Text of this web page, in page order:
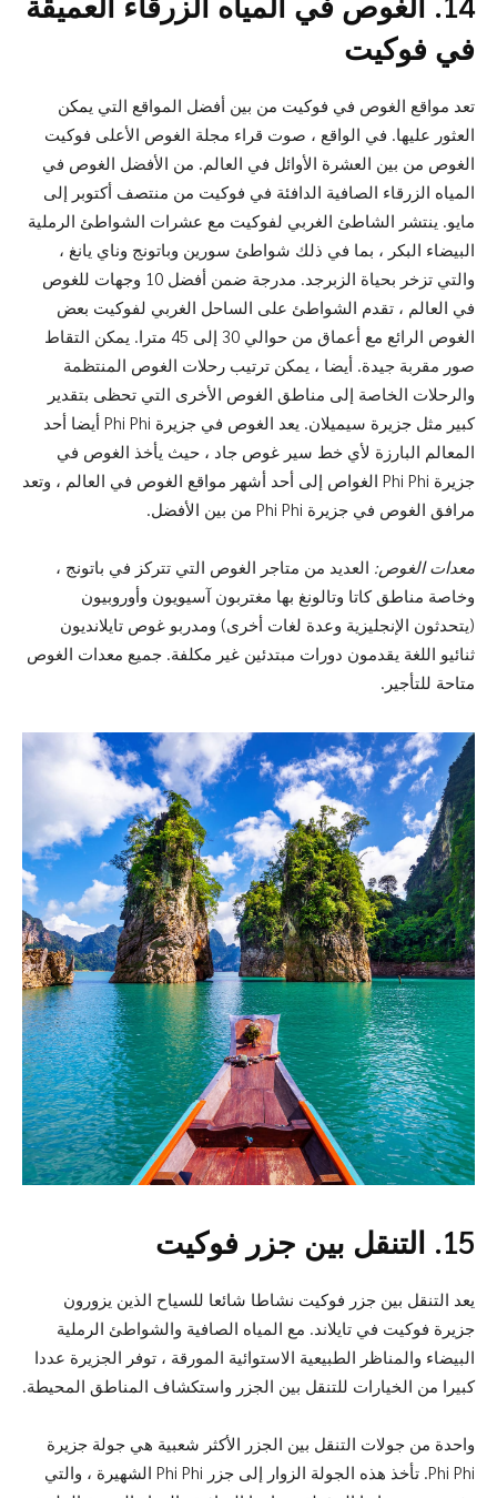
في فوكيت
تعد مواقع الغوص في فوكيت من بين أفضل المواقع التي يمكن
العثور عليها. في الواقع ، صوت قراء مجلة الغوص الأعلى فوكيت
الغوص من بين العشرة الأوائل في العالم. من الأفضل الغوص في
المياه الزرقاء الصافية الدافئة في فوكيت من منتصف أكتوبر إلى
مايو. ينتشر الشاطئ الغربي لفوكيت مع عشرات الشواطئ الرملية
البيضاء البكر ، بما في ذلك شواطئ سورين وباتونج وناي يانغ ،
والتي تزخر بحياة الزبرجد. مدرجة ضمن أفضل 10 وجهات للغوص
في العالم ، تقدم الشواطئ على الساحل الغربي لفوكيت بعض
الغوص الرائع مع أعماق من حوالي 30 إلى 45 مترا. يمكن التقاط
صور مقربة جيدة. أيضا ، يمكن ترتيب رحلات الغوص المنتظمة
والرحلات الخاصة إلى مناطق الغوص الأخرى التي تحظى بتقدير
كبير مثل جزيرة سيميلان. يعد الغوص في جزيرة Phi Phi أيضا أحد
المعالم البارزة لأي خط سير غوص جاد ، حيث يأخذ الغوص في
جزيرة Phi Phi الغواص إلى أحد أشهر مواقع الغوص في العالم ، وتعد
مرافق الغوص في جزيرة Phi Phi من بين الأفضل.
معدات الغوص: العديد من متاجر الغوص التي تتركز في باتونج ،
وخاصة مناطق كاتا وتالونغ بها مغتربون آسيويون وأوروبيون
(يتحدثون الإنجليزية وعدة لغات أخرى) ومدربو غوص تايلانديون
ثنائيو اللغة يقدمون دورات مبتدئين غير مكلفة. جميع معدات الغوص
متاحة للتأجير.
15. التنقل بين جزر فوكيت
يعد التنقل بين جزر فوكيت نشاطا شائعا للسياح الذين يزورون
جزيرة فوكيت في تايلاند. مع المياه الصافية والشواطئ الرملية
البيضاء والمناظر الطبيعية الاستوائية المورقة ، توفر الجزيرة عددا
كبيرا من الخيارات للتنقل بين الجزر واستكشاف المناطق المحيطة.
واحدة من جولات التنقل بين الجزر الأكثر شعبية هي جولة جزيرة
Phi Phi. تأخذ هذه الجولة الزوار إلى جزر Phi Phi الشهيرة ، والتي